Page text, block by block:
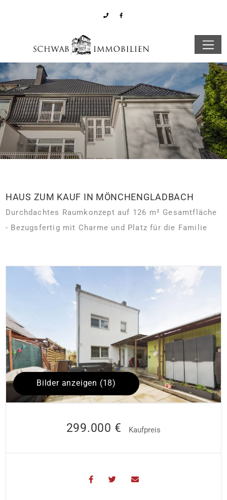
HAUS ZUM KAUF IN MÖNCHENGLADBACH
Durchdachtes Raumkonzept auf 126 m² Gesamtfläche
- Bezugsfertig mit Charme und Platz für die Familie
Bilder anzeigen (18)
299.000 € Kaufpreis